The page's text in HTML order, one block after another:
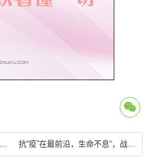
福建省应对疫情稳价保供专班工作组开展市场稳价保供调研 抗“疫”在最前沿，生命不息“，战斗”不止